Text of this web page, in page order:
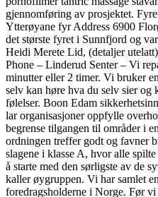
gjennomføring av prosjektet.
Ytterøyane fyr Address 6900
det største fyret i Sunnfjord og
Heidi Merete Lid, (detaljer
Phone – Linderud Senter – Vi
minutter eller 2 timer. Vi bruker
selv kan høre hva du selv sier og
følelser. Boon Edam
lar organisasjoner oppfylle
begrense tilgangen til områder i
ordningen treffer godt og favner
slagene i klasse A, hvor alle
å starte med den sørligste av de
kaller øygruppen. Vi har samlet
foredragsholderne i Norge. Før